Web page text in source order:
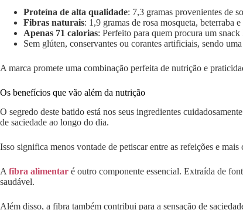
Proteína de alta qualidade: 7,3 gramas provenientes de
Fibras naturais: 1,9 gramas de rosa mosqueta, beterraba
Apenas 71 calorias: Perfeito para quem procura um
Sem glúten, conservantes ou corantes artificiais, sendo
A marca promete uma combinação perfeita de nutrição e
Os benefícios que vão além da nutrição
O segredo deste batido está nos seus ingredientes
de saciedade ao longo do dia.
Isso significa menos vontade de petiscar entre as refeições e
A fibra alimentar é outro componente essencial. Extraída de
saudável.
Além disso, a fibra também contribui para a sensação de